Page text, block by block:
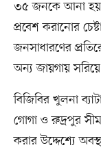
৩৫ জনকে আনা হয়।
প্রবেশ করানোর
জনসাধারণের
অন্য জায়গায়
বিজিবির খুলনা
গোগা ও রুদ্রপুর
করার উদ্দেশ্যে